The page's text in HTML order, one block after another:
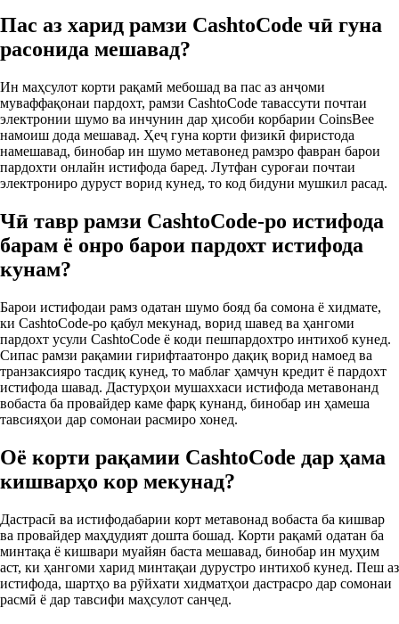
Пас аз харид рамзи CashtoCode чӣ гуна
расонида мешавад?
Ин маҳсулот корти рақамӣ мебошад ва пас аз анҷоми
муваффақонаи пардохт, рамзи CashtoCode тавассути почтаи
электронии шумо ва инчунин дар ҳисоби корбарии CoinsBee
намоиш дода мешавад. Ҳеҷ гуна корти физикӣ фиристода
намешавад, бинобар ин шумо метавонед рамзро фавран барои
пардохти онлайн истифода баред. Лутфан суроғаи почтаи
электрониро дуруст ворид кунед, то код бидуни мушкил расад.
Чӣ тавр рамзи CashtoCode-ро истифода
барам ё онро барои пардохт истифода
кунам?
Барои истифодаи рамз одатан шумо бояд ба сомона ё хидмате,
ки CashtoCode-ро қабул мекунад, ворид шавед ва ҳангоми
пардохт усули CashtoCode ё коди пешпардохтро интихоб кунед.
Сипас рамзи рақамии гирифтаатонро дақиқ ворид намоед ва
транзаксияро тасдиқ кунед, то маблағ ҳамчун кредит ё пардохт
истифода шавад. Дастурҳои мушаххаси истифода метавонанд
вобаста ба провайдер каме фарқ кунанд, бинобар ин ҳамеша
тавсияҳои дар сомонаи расмиро хонед.
Оё корти рақамии CashtoCode дар ҳама
кишварҳо кор мекунад?
Дастрасӣ ва истифодабарии корт метавонад вобаста ба кишвар
ва провайдер маҳдудият дошта бошад. Корти рақамӣ одатан ба
минтақа ё кишвари муайян баста мешавад, бинобар ин муҳим
аст, ки ҳангоми харид минтақаи дурустро интихоб кунед. Пеш аз
истифода, шартҳо ва рӯйхати хидматҳои дастрасро дар сомонаи
расмӣ ё дар тавсифи маҳсулот санҷед.